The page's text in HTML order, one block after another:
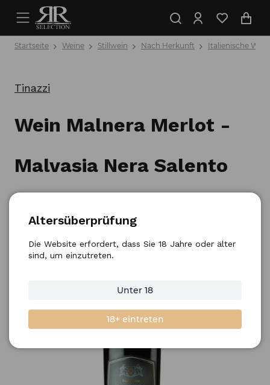
Startseite Weine Stillwein Nach Herkunft Italienische
Tinazzi
Wein Malnera Merlot -
Malvasia Nera Salento
Produktnummer: 8053017210414
Altersüberprüfung
Die Website erfordert, dass Sie 18 Jahre oder älter
sind, um einzutreten.
Unter 18
18+ eintreten